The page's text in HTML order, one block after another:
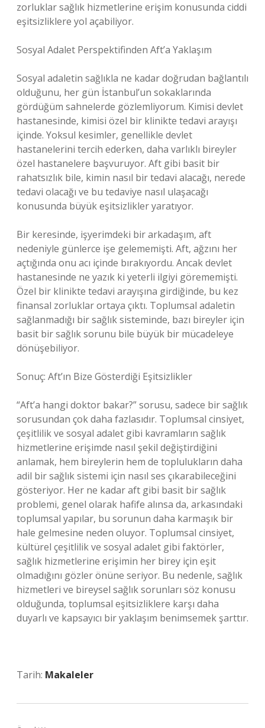
zorluklar sağlık hizmetlerine erişim konusunda ciddi
eşitsizliklere yol açabiliyor.
Sosyal Adalet Perspektifinden Aft’a Yaklaşım
Sosyal adaletin sağlıkla ne kadar doğrudan bağlantılı
olduğunu, her gün İstanbul’un sokaklarında
gördüğüm sahnelerde gözlemliyorum. Kimisi devlet
hastanesinde, kimisi özel bir klinikte tedavi arayışı
içinde. Yoksul kesimler, genellikle devlet
hastanelerini tercih ederken, daha varlıklı bireyler
özel hastanelere başvuruyor. Aft gibi basit bir
rahatsızlık bile, kimin nasıl bir tedavi alacağı, nerede
tedavi olacağı ve bu tedaviye nasıl ulaşacağı
konusunda büyük eşitsizlikler yaratıyor.
Bir keresinde, işyerimdeki bir arkadaşım, aft
nedeniyle günlerce işe gelememişti. Aft, ağzını her
açtığında onu acı içinde bırakıyordu. Ancak devlet
hastanesinde ne yazık ki yeterli ilgiyi görememişti.
Özel bir klinikte tedavi arayışına girdiğinde, bu kez
finansal zorluklar ortaya çıktı. Toplumsal adaletin
sağlanmadığı bir sağlık sisteminde, bazı bireyler için
basit bir sağlık sorunu bile büyük bir mücadeleye
dönüşebiliyor.
Sonuç: Aft’ın Bize Gösterdiği Eşitsizlikler
“Aft’a hangi doktor bakar?” sorusu, sadece bir sağlık
sorusundan çok daha fazlasıdır. Toplumsal cinsiyet,
çeşitlilik ve sosyal adalet gibi kavramların sağlık
hizmetlerine erişimde nasıl şekil değiştirdiğini
anlamak, hem bireylerin hem de toplulukların daha
adil bir sağlık sistemi için nasıl ses çıkarabileceğini
gösteriyor. Her ne kadar aft gibi basit bir sağlık
problemi, genel olarak hafife alınsa da, arkasındaki
toplumsal yapılar, bu sorunun daha karmaşık bir
hale gelmesine neden oluyor. Toplumsal cinsiyet,
kültürel çeşitlilik ve sosyal adalet gibi faktörler,
sağlık hizmetlerine erişimin her birey için eşit
olmadığını gözler önüne seriyor. Bu nedenle, sağlık
hizmetleri ve bireysel sağlık sorunları söz konusu
olduğunda, toplumsal eşitsizliklere karşı daha
duyarlı ve kapsayıcı bir yaklaşım benimsemek şarttır.
Tarih: Makaleler